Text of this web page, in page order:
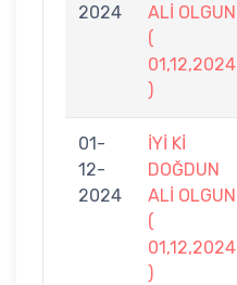
2024
ALİ OLGUN
(
01,12,2024
)
01-
12-
2024
İYİ Kİ
DOĞDUN
ALİ OLGUN
(
01,12,2024
)